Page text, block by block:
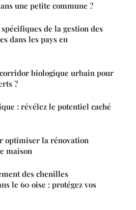
une petite commune ?
de la gestion des
dans les pays en
biologique urbain pour
?
: révélez le potentiel caché
optimiser la rénovation
maison
des chenilles
le 60 oise : protégez vos